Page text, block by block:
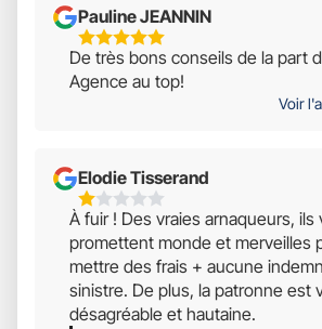
Pauline JEANNIN
5
Étoiles
Sur
De très bons conseils de la part
Agence au top!
Voir
Elodie Tisserand
1
Étoiles
Sur
5
À fuir ! Des vraies arnaqueurs, ils
promettent monde et merveilles
mettre des frais + aucune
sinistre. De plus, la patronne est
désagréable et hautaine.